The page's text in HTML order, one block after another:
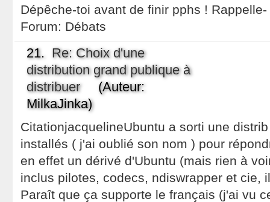
Dépêche-toi avant de finir pphs ! Rappelle-
Forum: Débats
21. Re: Choix d'une
distribution grand publique à
distribuer(Auteur:
MilkaJinka)
CitationjacquelineUbuntu a sorti une
installés ( j'ai oublié son nom ) pour
en effet un dérivé d'Ubuntu (mais rien à
inclus pilotes, codecs, ndiswrapper et cie,
Paraît que ça supporte le français (j'ai vu